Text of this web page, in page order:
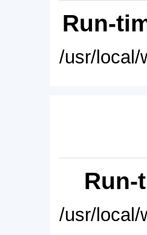
Run-
/usr/local/
Run-
/usr/local/